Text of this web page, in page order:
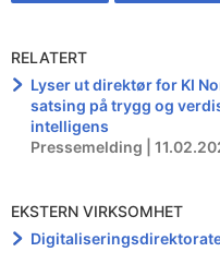
RELATERT
Lyser ut direktør for KI
satsing på trygg og
intelligens
Pressemelding |
EKSTERN VIRKSOMHET